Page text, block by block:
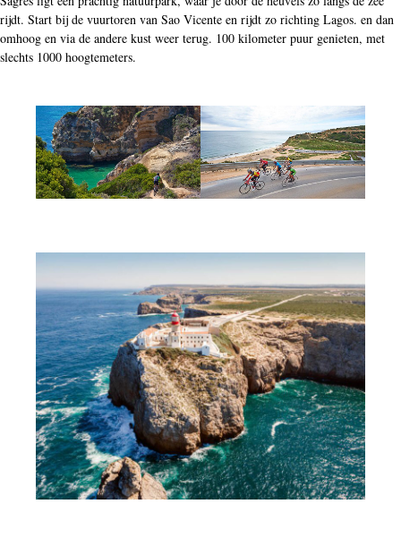
rijdt. Start bij de vuurtoren van Sao Vicente en rijdt zo richting Lagos. en dan
omhoog en via de andere kust weer terug. 100 kilometer puur genieten, met
slechts 1000 hoogtemeters.